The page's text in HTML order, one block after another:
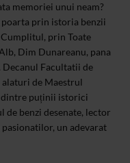
memoriei unui neam?
prin istoria benzii
prin Toate
Dim Dunareanu, pana
Decanul Facultatii de
de Maestrul
dintre puținii istorici
de benzi desenate, lector
un adevarat